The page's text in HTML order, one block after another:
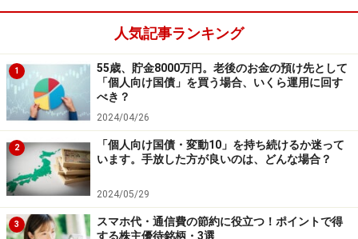
人気記事ランキング
1
55歳、貯金8000万円。老後のお金の預け先として
「個人向け国債」を買う場合、いくら運用に回す
べき？
2024/04/26
2
「個人向け国債・変動10」を持ち続けるか迷って
います。手放した方が良いのは、どんな場合？
2024/05/29
3
スマホ代・通信費の節約に役立つ！ポイントで得
する株主優待銘柄・3選